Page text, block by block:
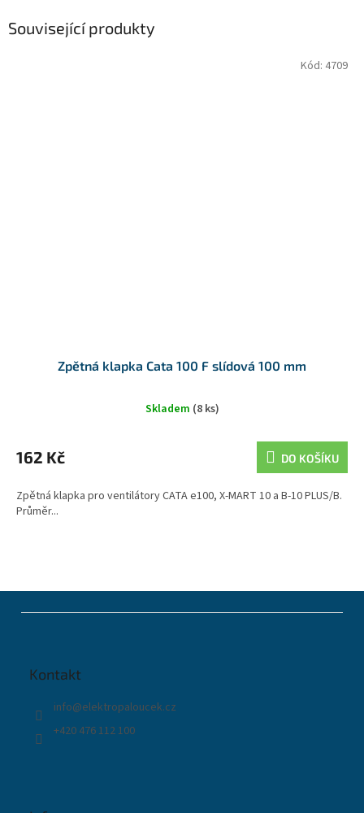
Související produkty
Zpětná klapka Cata 100 F slídová 100 mm
Skladem (8 ks)
162 Kč DO KOŠÍKU
Zpětná klapka pro ventilátory CATA e100, X-MART 10 a B-10 PLUS/B.
Průměr...
Kód: 4709
Kontakt
info@elektropaloucek.cz
+420 476 112 100